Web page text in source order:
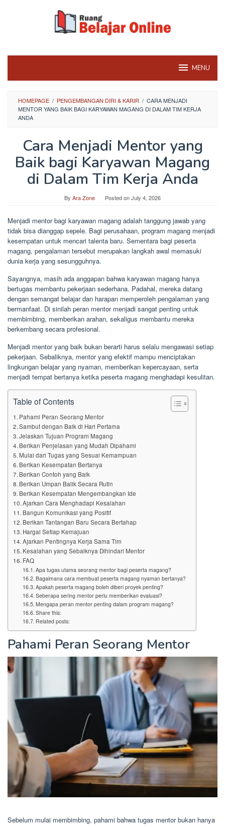
MENU
HOMEPAGE / PENGEMBANGAN DIRI & KARIR / CARA MENJADI
MENTOR YANG BAIK BAGI KARYAWAN MAGANG DI DALAM TIM KERJA
ANDA
Cara Menjadi Mentor yang
Baik bagi Karyawan Magang
di Dalam Tim Kerja Anda
By Ara Zone Posted onJuly 4, 2026
Menjadi mentor bagi karyawan magang adalah tanggung jawab yang
tidak bisa dianggap sepele. Bagi perusahaan, program magang menjadi
kesempatan untuk mencari talenta baru. Sementara bagi peserta
magang, pengalaman tersebut merupakan langkah awal memasuki
dunia kerja yang sesungguhnya.
Sayangnya, masih ada anggapan bahwa karyawan magang hanya
bertugas membantu pekerjaan sederhana. Padahal, mereka datang
dengan semangat belajar dan harapan memperoleh pengalaman yang
bermanfaat. Di sinilah peran mentor menjadi sangat penting untuk
membimbing, memberikan arahan, sekaligus membantu mereka
berkembang secara profesional.
Menjadi mentor yang baik bukan berarti harus selalu mengawasi setiap
pekerjaan. Sebaliknya, mentor yang efektif mampu menciptakan
lingkungan belajar yang nyaman, memberikan kepercayaan, serta
menjadi tempat bertanya ketika peserta magang menghadapi kesulitan.
Table of Contents
Pahami Peran Seorang Mentor
Sambut dengan Baik di Hari Pertama
Jelaskan Tujuan Program Magang
Berikan Penjelasan yang Mudah Dipahami
Mulai dari Tugas yang Sesuai Kemampuan
Berikan Kesempatan Bertanya
Berikan Contoh yang Baik
Berikan Umpan Balik Secara Rutin
Berikan Kesempatan Mengembangkan Ide
Ajarkan Cara Menghadapi Kesalahan
Bangun Komunikasi yang Positif
Berikan Tantangan Baru Secara Bertahap
Hargai Setiap Kemajuan
Ajarkan Pentingnya Kerja Sama Tim
Kesalahan yang Sebaiknya Dihindari Mentor
FAQ
Apa tugas utama seorang mentor bagi peserta magang?
Bagaimana cara membuat peserta magang nyaman bertanya?
Apakah peserta magang boleh diberi proyek penting?
Seberapa sering mentor perlu memberikan evaluasi?
Mengapa peran mentor penting dalam program magang?
Share this:
Related posts:
Pahami Peran Seorang Mentor
Sebelum mulai membimbing, pahami bahwa tugas mentor bukan hanya